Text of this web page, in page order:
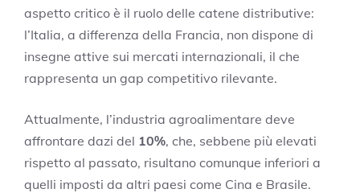
aspetto critico è il ruolo delle catene distributive:
l’Italia, a differenza della Francia, non dispone di
insegne attive sui mercati internazionali, il che
rappresenta un gap competitivo rilevante.
Attualmente, l’industria agroalimentare deve
affrontare dazi del 10%, che, sebbene più elevati
rispetto al passato, risultano comunque inferiori a
quelli imposti da altri paesi come Cina e Brasile.